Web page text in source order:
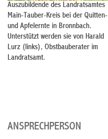
Auszubildende des Landratsamtes
Main-Tauber-Kreis bei der Quitten-
und Apfelernte in Bronnbach.
Unterstützt werden sie von Harald
Lurz (links), Obstbauberater im
Landratsamt.
ANSPRECHPERSON